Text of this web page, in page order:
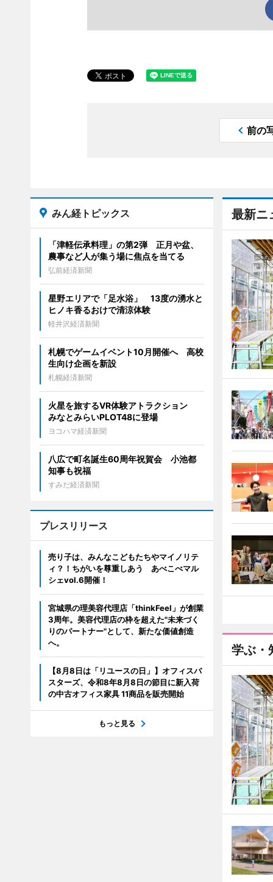
前の
最新ニ
学ぶ・
みん経トピックス
「津軽伝承料理」の第2弾 正月や盆、
農事など人が集う場に焦点を当てる
弘前経済新聞
星野エリアで「足水浴」 13度の湧水と
ヒノキ香るおけで清涼体験
軽井沢経済新聞
札幌でゲームイベント10月開催へ 高校
生向け企画を新設
札幌経済新聞
火星を旅するVR体験アトラクション
みなとみらいPLOT48に登場
ヨコハマ経済新聞
八広で町名誕生60周年祝賀会 小池都
知事も祝福
すみだ経済新聞
プレスリリース
売り子は、みんなこどもたちやマイノリテ
ィ？！ちがいを尊重しあう あべこべマル
シェvol.6開催！
宮城県の理美容代理店「thinkFeel」が創業
3周年。美容代理店の枠を超えた"未来づく
りのパートナー"として、新たな価値創造
へ。
【8月8日は「リユースの日」】オフィスバ
スターズ、令和8年8月8日の節目に新入荷
の中古オフィス家具 11商品を販売開始
もっと見る